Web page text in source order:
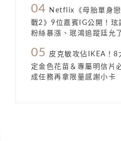
04
Netflix《母胎單身
戰2》9位嘉賓IG公開！玹
粉絲暴漲、珉鴻追蹤廷允了
05
皮克敏攻佔IKEA！8
定金色花苗＆專屬明信片
成任務再拿限量感謝小卡